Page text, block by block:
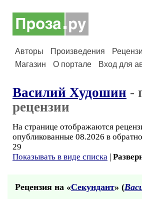
Авторы Произведения
Магазин
О портале Вход для
Василий Худошин -
рецензии
На странице отображаются
опубликованные 08.2026 в
29
Показывать в виде списка |
Рецензия на «Секундант» (